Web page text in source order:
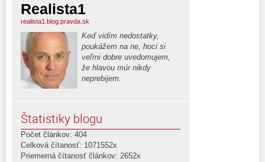
Realista1
realista1.blog.pravda.sk
Keď vidím nedostatky,
poukážem na ne, hoci si
veľmi dobre uvedomujem,
že hlavou múr nikdy
neprebijem.
Štatistiky blogu
Počet článkov: 404
Celková čítanosť: 1071552x
Priemerná čítanosť článkov: 2652x